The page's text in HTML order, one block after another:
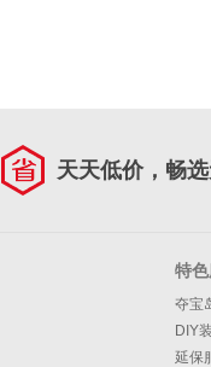
天天低价，畅
特
夺宝
DIY
延保